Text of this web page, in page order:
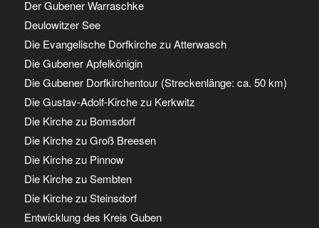
Der Gubener Warraschke
Deulowitzer See
Die Evangelische Dorfkirche zu Atterwasch
Die Gubener Apfelkönigin
Die Gubener Dorfkirchentour (Streckenlänge: ca. 50 km)
Die Gustav-Adolf-Kirche zu Kerkwitz
Die Kirche zu Bomsdorf
Die Kirche zu Groß Breesen
Die Kirche zu Pinnow
Die Kirche zu Sembten
Die Kirche zu Steinsdorf
Entwicklung des Kreis Guben